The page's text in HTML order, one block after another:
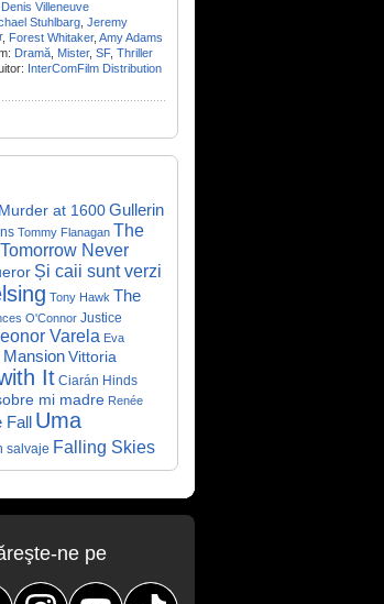
Denis Villeneuve
Stuhlbarg Jeremy
, Forest Whitaker, Amy Adams
Dramă Mister, SF, Thriller
InterComFilm Distribution
Murder at 1600Gullerin
Tommy Flanagan The
Tomorrow Never
Și caii sunt verzi
Tony Hawk The
O'Connor Justice
Varela Eva
Vittoria
It Ciarán Hinds
mi madre Renée
Fall Uma
salvaje Falling Skies
ne pe